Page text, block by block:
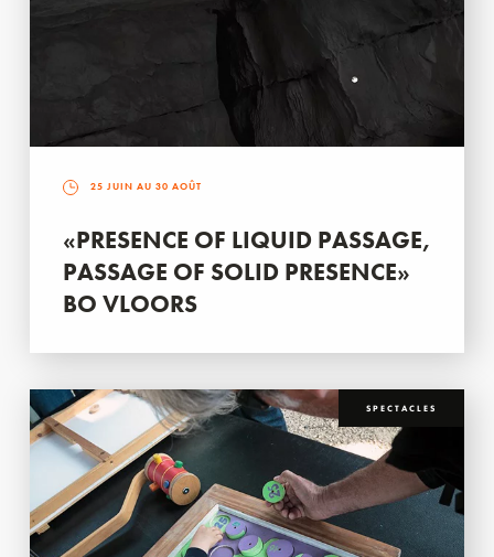
25 JUIN AU 30 AOÛT
«PRESENCE OF LIQUID PASSAGE,
PASSAGE OF SOLID PRESENCE»
BO VLOORS
SPECTACLES